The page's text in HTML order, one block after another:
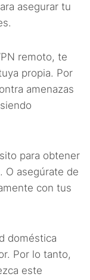
asegurar tu
remoto, te
propia. Por
amenazas
para obtener
O asegúrate de
con tus
doméstica
Por lo tanto,
este